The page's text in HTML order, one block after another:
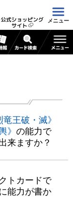
公式ショッピング
サイト
メニュー
王破・滅》
》 の能力で
来ますか？
トカードで
能力が書か